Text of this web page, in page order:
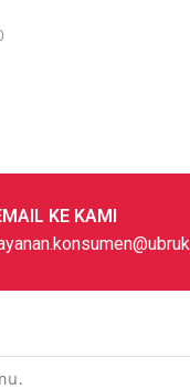
KE KAMI